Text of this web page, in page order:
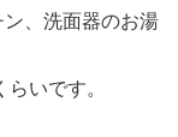
、洗面器のお湯
いです。